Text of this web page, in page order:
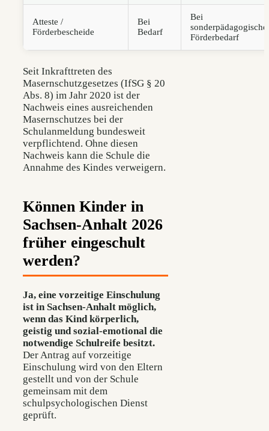
Atteste /
Förderbescheide
Bei
Bedarf
Bei
Förderbedarf
Seit Inkrafttreten des
Masernschutzgesetzes (IfSG § 20
Abs. 8) im Jahr 2020 ist der
Nachweis eines ausreichenden
Masernschutzes bei der
Schulanmeldung bundesweit
verpflichtend. Ohne diesen
Nachweis kann die Schule die
Annahme des Kindes verweigern.
Können Kinder in
Sachsen-Anhalt 2026
früher eingeschult
werden?
Ja, eine vorzeitige Einschulung
ist in Sachsen-Anhalt möglich,
wenn das Kind körperlich,
geistig und sozial-emotional die
notwendige Schulreife besitzt.
Der Antrag auf vorzeitige
Einschulung wird von den Eltern
gestellt und von der Schule
gemeinsam mit dem
schulpsychologischen Dienst
geprüft.